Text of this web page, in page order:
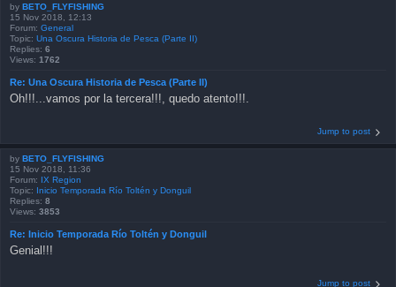
by BETO_FLYFISHING
15 Nov 2018, 12:13
Forum: General
Topic: Una Oscura Historia de Pesca (Parte II)
Replies: 6
Views: 1762
Re: Una Oscura Historia de Pesca (Parte II)
Oh!!!...vamos por la tercera!!!, quedo atento!!!.
Jump to post
by BETO_FLYFISHING
15 Nov 2018, 11:36
Forum: IX Region
Topic: Inicio Temporada Río Toltén y Donguil
Replies: 8
Views: 3853
Re: Inicio Temporada Río Toltén y Donguil
Genial!!!
Jump to post